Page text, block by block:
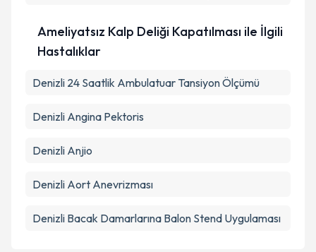
Ameliyatsız Kalp Deliği Kapatılması ile İlgili
Hastalıklar
Denizli 24 Saatlik Ambulatuar Tansiyon Ölçümü
Denizli Angina Pektoris
Denizli Anjio
Denizli Aort Anevrizması
Denizli Bacak Damarlarına Balon Stend Uygulaması